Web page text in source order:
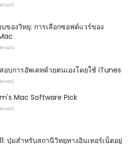
ะแอป
บของวิทยุ: การเลือกซอฟต์แวร์ของ
ะแอป
อบการอัพเดทด้วยตนเองโดยใช้ iTunes
ะแอป
Mac Software Pick
ะแอป
ปุ่มสำหรับสถานีวิทยุทางอินเทอร์เน็ตอยู่